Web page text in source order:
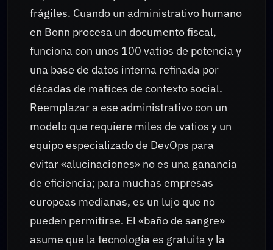
frágiles. Cuando un administrativo humano
en Bonn procesa un documento fiscal,
funciona con unos 100 vatios de potencia y
una base de datos interna refinada por
décadas de matices de contexto social.
Reemplazar a ese administrativo con un
modelo que requiere miles de vatios y un
equipo especializado de DevOps para
evitar «alucinaciones» no es una ganancia
de eficiencia; para muchas empresas
europeas medianas, es un lujo que no
pueden permitirse. El «baño de sangre»
asume que la tecnología es gratuita y la